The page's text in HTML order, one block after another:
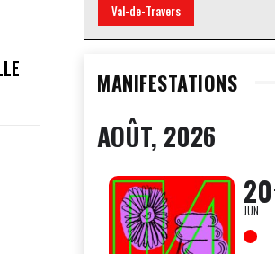
Val-de-Travers
MANIFESTATIONS
AOÛT, 2026
20
JUN